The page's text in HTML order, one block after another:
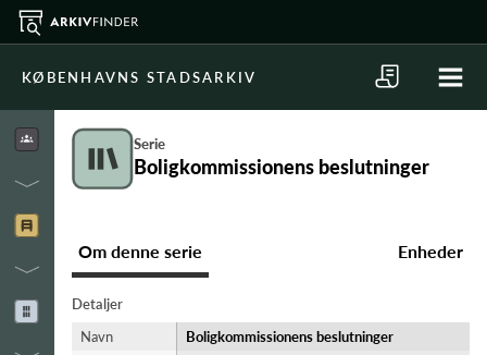
KØBENHAVNS STADSARKIV
Serie
Boligkommissionens beslutninger
Om denne serie Enheder
Detaljer
Navn
Boligkommissionens beslutninger